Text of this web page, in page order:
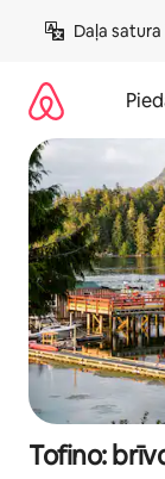
saturu
Daļa
Tofino: